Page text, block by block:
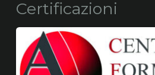
Certificazioni